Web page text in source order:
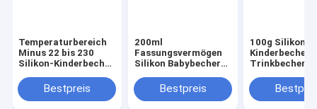
Temperaturbereich
Minus 22 bis 230
Silikon-Kinderbecher
Langlebiger
Trinkbecher
Bestpreis
200ml
Fassungsvermögen
Silikon Babybecher
Trinkbecher für
Babys, die lernen,
Bestpreis
100g Silikon-
Kinderbecher
Trinkbecher
Komfortable
für Kleinkinder